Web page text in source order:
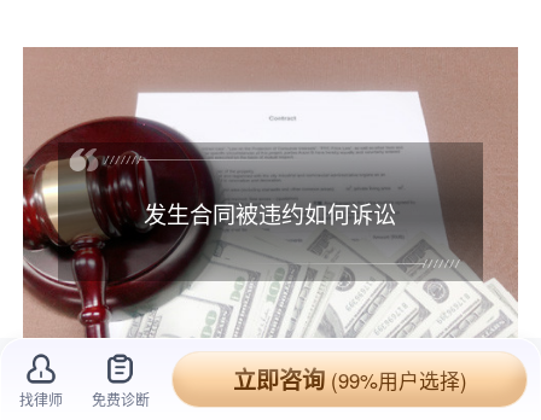
发生合同被违约如何诉讼
找律师 免费诊断
立即咨询(99%用户选择)